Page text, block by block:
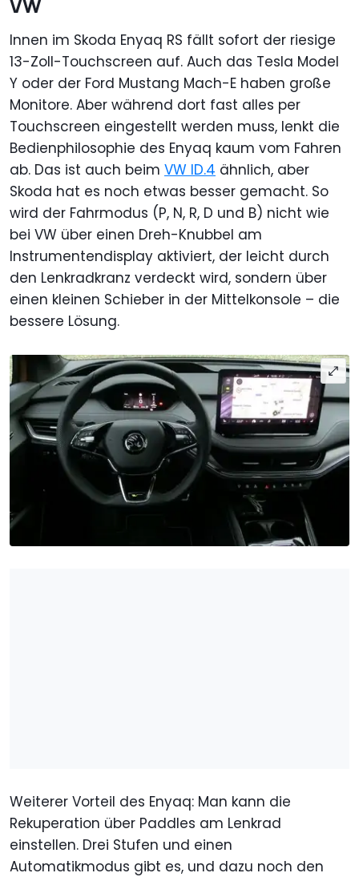
VW
Innen im Skoda Enyaq RS fällt sofort der riesige
13-Zoll-Touchscreen auf. Auch das Tesla Model
Y oder der Ford Mustang Mach-E haben große
Monitore. Aber während dort fast alles per
Touchscreen eingestellt werden muss, lenkt die
Bedienphilosophie des Enyaq kaum vom Fahren
ab. Das ist auch beim VW ID.4 ähnlich, aber
Skoda hat es noch etwas besser gemacht. So
wird der Fahrmodus (P, N, R, D und B) nicht wie
bei VW über einen Dreh-Knubbel am
Instrumentendisplay aktiviert, der leicht durch
den Lenkradkranz verdeckt wird, sondern über
einen kleinen Schieber in der Mittelkonsole – die
bessere Lösung.
Weiterer Vorteil des Enyaq: Man kann die
Rekuperation über Paddles am Lenkrad
einstellen. Drei Stufen und einen
Automatikmodus gibt es, und dazu noch den